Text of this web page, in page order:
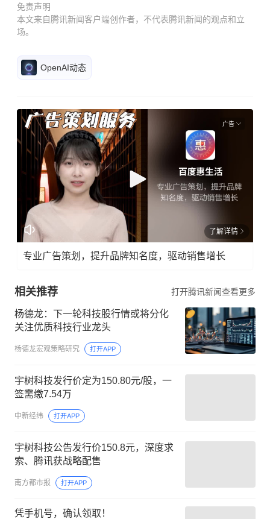
免责声明
本文来自腾讯新闻客户端创作者，不代表腾讯新闻的观点和立
场。
OpenAI动态
广告
了解详情
专业广告策划，提升品牌知名度，驱动销售增长
相关推荐 打开腾讯新闻查看更多
杨德龙：下一轮科技股行情或将分化
关注优质科技行业龙头
杨德龙宏观策略研究 打开APP
宇树科技发行价定为150.80元/股，一
签需缴7.54万
中新经纬 打开APP
宇树科技公告发行价150.8元，深度求
索、腾讯获战略配售
南方都市报 打开APP
凭手机号，确认领取！